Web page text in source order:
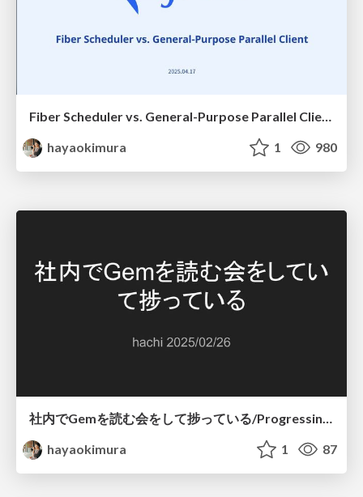
Fiber Scheduler vs. General-Purpose Parallel Client
hayaokimura
1 980
hayaokimura
1 87